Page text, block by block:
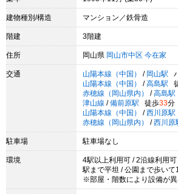
建物種別/構造 マンション／鉄骨造
階建 3階建
住所 岡山県 岡山市中区 今在家
交通 山陽本線（中国） / 岡山駅
山陽本線（中国）
/ 高島駅
赤穂線（岡山県内）
/ 高島駅
津山線 / 備前原駅 徒歩33分
山陽本線（中国）
/ 西川原駅
赤穂線（岡山県内）
/ 西川原
駐車場 駐車場なし
環境
4駅以上利用可 / 2沿線利用
駅まで平坦 / 公園まで歩い
※部屋・階数により設備が異